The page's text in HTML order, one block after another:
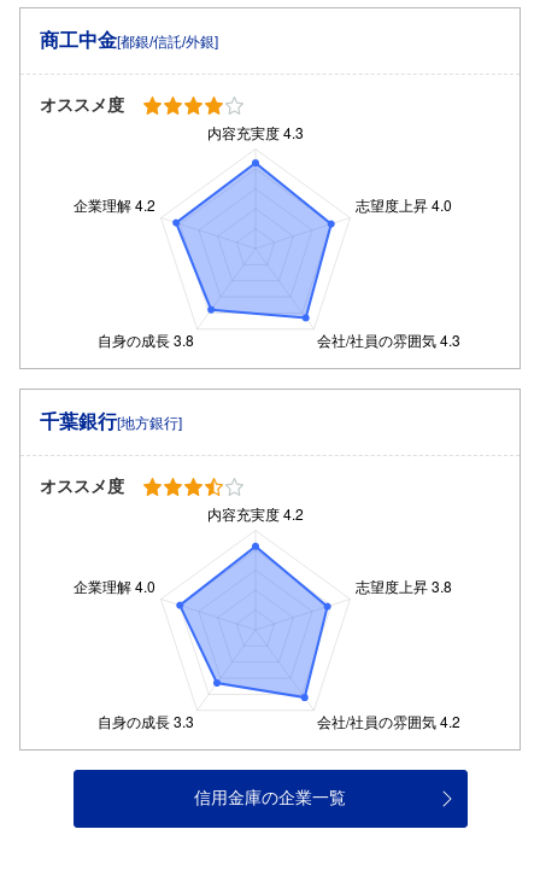
商工中金[都銀/信託/外銀]
オススメ度
千葉銀行[地方銀行]
オススメ度
信用金庫の企業一覧